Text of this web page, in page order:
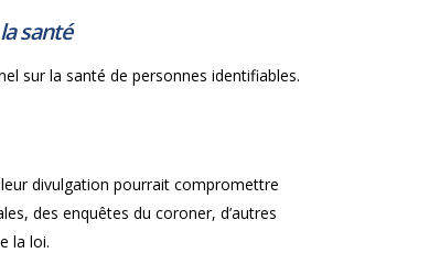
santé
sur la santé de personnes identifiables.
divulgation pourrait compromettre
des enquêtes du coroner, d’autres
la loi.